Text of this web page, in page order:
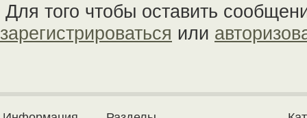
Для того чтобы оставить
зарегистрироваться или